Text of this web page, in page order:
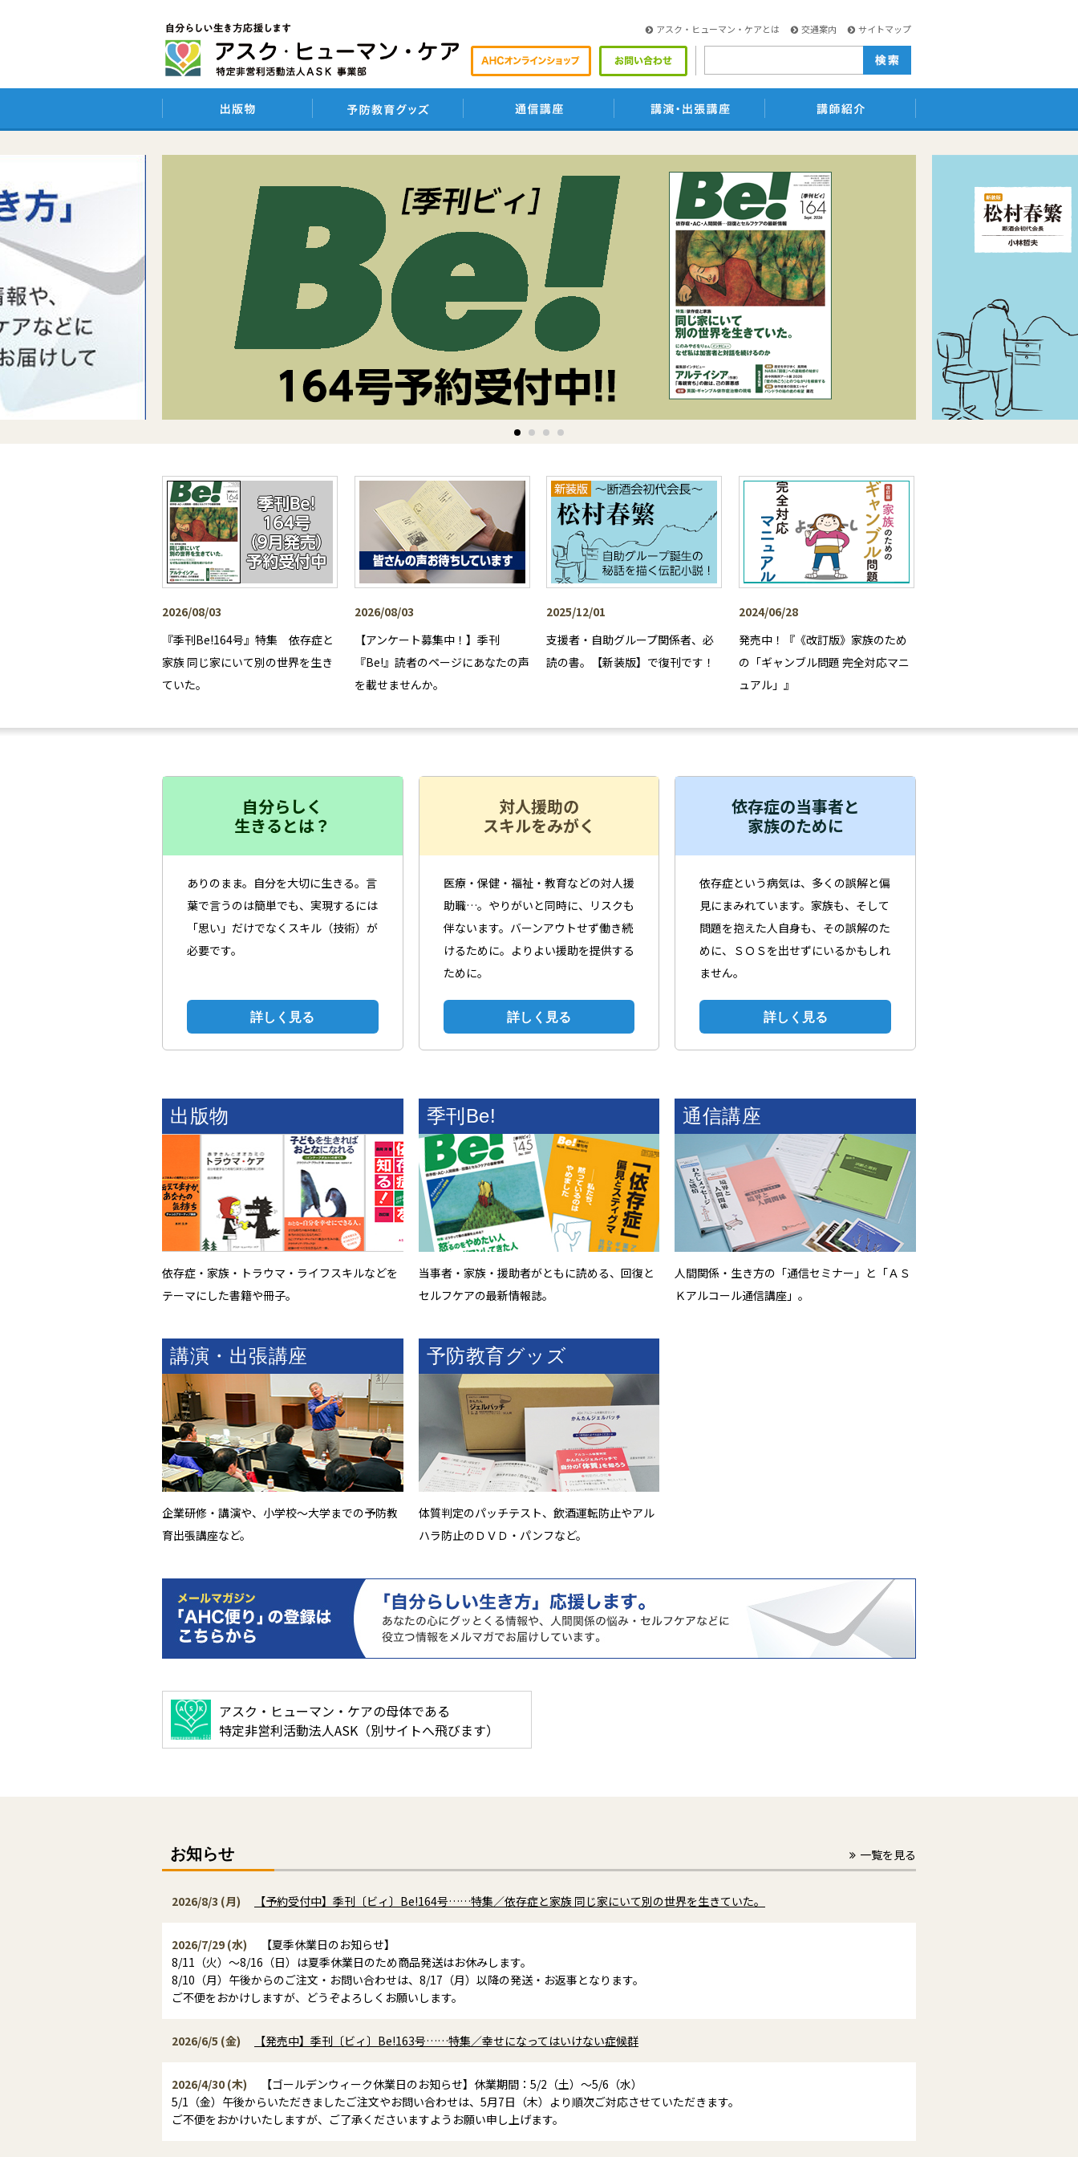
アスク・ヒューマン・ケアとは 交通案内 サイトマップ
2026/08/03
『季刊Be!164号』特集 依存症と
家族 同じ家にいて別の世界を生き
ていた。
2026/08/03
【アンケート募集中！】季刊
『Be!』読者のページにあなたの声
を載せませんか。
2025/12/01
支援者・自助グループ関係者、必
読の書。【新装版】で復刊です！
2024/06/28
発売中！『《改訂版》家族のため
の「ギャンブル問題 完全対応マニ
ュアル」』
自分らしく
生きるとは？
ありのまま。自分を大切に生きる。――言
葉で言うのは簡単でも、実現するには
「思い」だけでなくスキル（技術）が
必要です。
詳しく見る
対人援助の
スキルをみがく
医療・保健・福祉・教育などの対人援
助職…。やりがいと同時に、リスクも
伴ないます。バーンアウトせず働き続
けるために。よりよい援助を提供する
ために。
詳しく見る
依存症の当事者と
家族のために
依存症という病気は、多くの誤解と偏
見にまみれています。家族も、そして
問題を抱えた人自身も、その誤解のた
めに、ＳＯＳを出せずにいるかもしれ
ません。
詳しく見る
出版物
依存症・家族・トラウマ・ライフスキルなどを
テーマにした書籍や冊子。
季刊Be!
当事者・家族・援助者がともに読める、回復と
セルフケアの最新情報誌。
通信講座
人間関係・生き方の「通信セミナー」と「ＡＳ
Ｋアルコール通信講座」。
講演・出張講座
企業研修・講演や、小学校～大学までの予防教
育出張講座など。
予防教育グッズ
体質判定のパッチテスト、飲酒運転防止やアル
ハラ防止のＤＶＤ・パンフなど。
アスク・ヒューマン・ケアの母体である
特定非営利活動法人ASK（別サイトへ飛びます）
お知らせ 一覧を見る
2026/8/3 (月) 【予約受付中】季刊〔ビィ〕Be!164号……特集／依存症と家族 同じ家にいて別の世界を生きていた。
2026/7/29 (水)
【夏季休業日のお知らせ】
8/11（火）～8/16（日）は夏季休業日のため商品発送はお休みします。
8/10（月）午後からのご注文・お問い合わせは、8/17（月）以降の発送・お返事となります。
ご不便をおかけしますが、どうぞよろしくお願いします。
2026/6/5 (金) 【発売中】季刊〔ビィ〕Be!163号……特集／幸せになってはいけない症候群
2026/4/30 (木)
【ゴールデンウィーク休業日のお知らせ】休業期間：5/2（土）～5/6（水）
5/1（金）午後からいただきましたご注文やお問い合わせは、5月7日（木）より順次ご対応させていただきます。
ご不便をおかけいたしますが、ご了承くださいますようお願い申し上げます。